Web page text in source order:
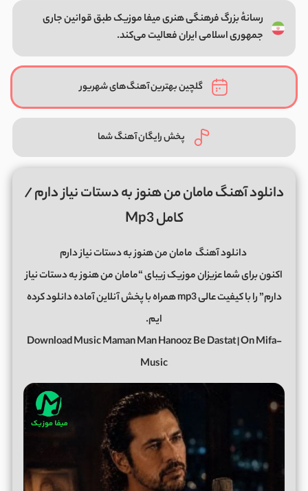
رسانهٔ بزرگ فرهنگی هنری میفا موزیک طبق قوانین جاری
جمهوری اسلامی ایران فعالیت می‌کند.
گلچین بهترین آهنگ‌های شهریور
پخش رایگان آهنگ شما
دانلود آهنگ مامان من هنوز به دستات نیاز دارم /
کامل Mp3
دانلود آهنگ مامان من هنوز به دستات نیاز دارم
اکنون برای شما عزیزان موزیک زیبای “مامان من هنوز به دستات نیاز
دارم” را با کیفیت عالی mp3 همراه با پخش آنلاین آماده دانلود کرده
ایم.
Download Music Maman Man Hanooz Be Dastat | On Mifa-
Music